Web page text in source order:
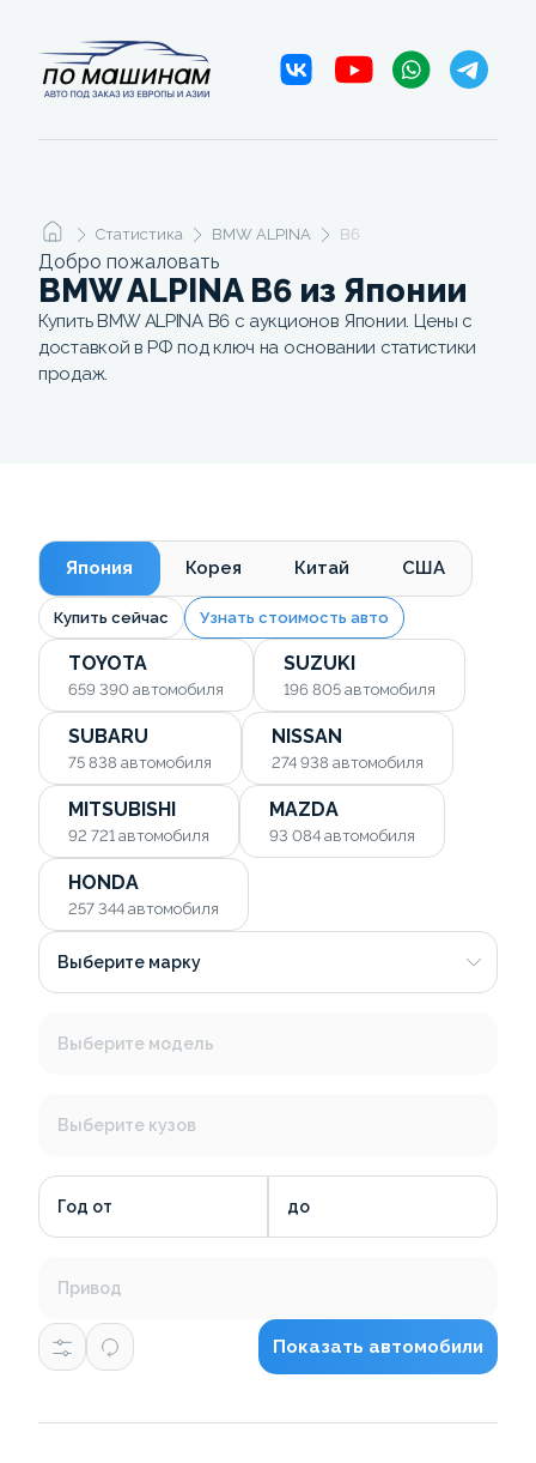
Статистика BMW ALPINA B6
Добро пожаловать
BMW ALPINA B6 из Японии
Купить BMW ALPINA B6 с аукционов Японии. Цены с
доставкой в РФ под ключ на основании статистики
продаж.
Япония Корея Китай США
Купить сейчас Узнать стоимость авто
TOYOTA
659 390 автомобиля
SUZUKI
196 805 автомобиля
SUBARU
75 838 автомобиля
NISSAN
274 938 автомобиля
MITSUBISHI
92 721 автомобиля
MAZDA
93 084 автомобиля
HONDA
257 344 автомобиля
Выберите марку
Выберите модель
Выберите кузов
Год от до
Привод
Показать автомобили